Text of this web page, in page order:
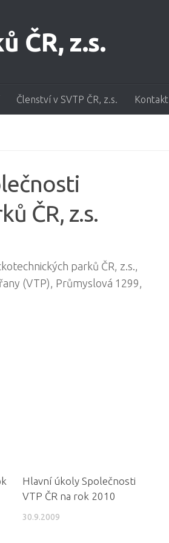
Členství v SVTP ČR, z.s. Kontakt
ČR, z.s.
parků ČR, z.s.,
(VTP), Průmyslová 1299,
Hlavní úkoly Společnosti
VTP ČR na rok 2010
30.9.2009